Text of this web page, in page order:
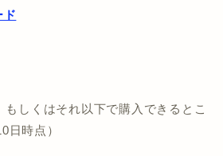
しくはそれ以下で購入できるとこ
日時点）